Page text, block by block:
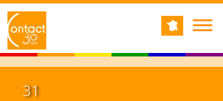
Jump to navigation
Formulaire de recherche
RECHERCHE
31